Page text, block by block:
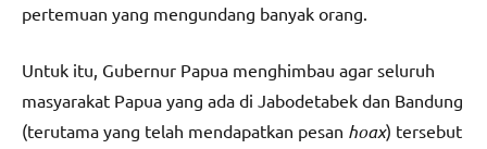
pertemuan yang mengundang banyak orang.
Untuk itu, Gubernur Papua menghimbau agar seluruh
masyarakat Papua yang ada di Jabodetabek dan Bandung
(terutama yang telah mendapatkan pesan hoax) tersebut